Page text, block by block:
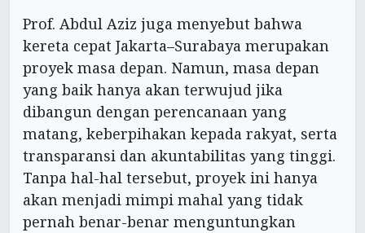
Prof. Abdul Aziz juga menyebut bahwa
kereta cepat Jakarta–Surabaya merupakan
proyek masa depan. Namun, masa depan
yang baik hanya akan terwujud jika
dibangun dengan perencanaan yang
matang, keberpihakan kepada rakyat, serta
transparansi dan akuntabilitas yang tinggi.
Tanpa hal-hal tersebut, proyek ini hanya
akan menjadi mimpi mahal yang tidak
pernah benar-benar menguntungkan